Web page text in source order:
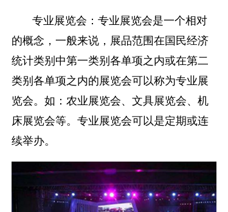
专业展览会：专业展览会是一个相对
的概念，一般来说，展品范围在国民经济
统计类别中第一类别各单项之内或在第二
类别各单项之内的展览会可以称为专业展
览会。如：农业展览会、文具展览会、机
床展览会等。专业展览会可以是定期或连
续举办。